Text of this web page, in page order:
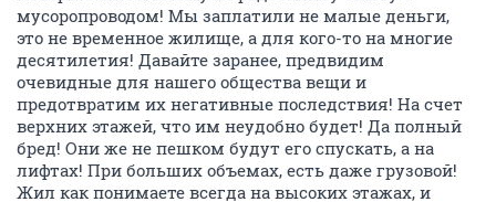
приличные люди, а в моем подъезде процентов на 60
молодые пары с маленькими детьми! За всеми не
уследишь! Далее переехал жить в элитный 12-ти
этажный дом на 12-й этаж, тоже с начала стройки! И
первым, понимаете, ПЕРВЫМ выдвинул такое
предложение о том что не нужен нам мусоропровод-
"благо" цивилизации, тем более что я "такие деньги
заплатил", "элитка с вонью"! Заварили мы в своем